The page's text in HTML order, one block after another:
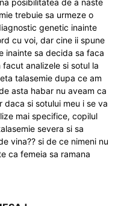
posibilitatea de a naste
trebuie sa urmeze o
genetic inainte
cu voi, dar cine ii spune
inainte sa decida sa faca
facut analizele si sotul la
talasemie dupa ce am
asta habar nu aveam ca
si sotului meu i se va
mai specifice, copilul
severa si sa
vina?? si de ce nimeni nu
ca femeia sa ramana